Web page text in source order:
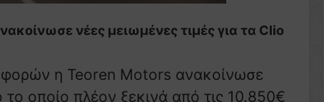
νέες μειωμένες τιμές για τα Clio
η Teoren Motors ανακοίνωσε
οποίο πλέον ξεκινά από τις 10.850€